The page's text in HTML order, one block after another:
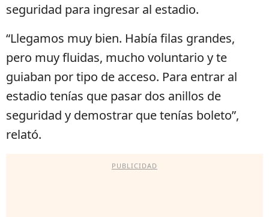
seguridad para ingresar al estadio.
“Llegamos muy bien. Había filas grandes,
pero muy fluidas, mucho voluntario y te
guiaban por tipo de acceso. Para entrar al
estadio tenías que pasar dos anillos de
seguridad y demostrar que tenías boleto”,
relató.
PUBLICIDAD